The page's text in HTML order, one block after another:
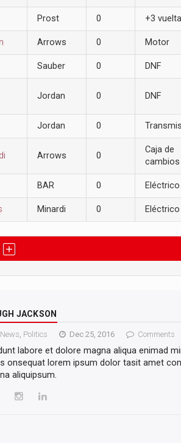
Prost 0 +3
Arrows 0 Motor
Sauber 0 DNF
Jordan 0 DNF
Jordan 0
Arrows 0
Caja de
cambios
BAR 0 Eléctrico
Minardi 0 Eléctrico
JACKSON
News, Politics Dec 25, 2016 Comments
labore et dolore magna aliqua enimad
onsequat lorem ipsum dolor tasit amet
aliquipsum.